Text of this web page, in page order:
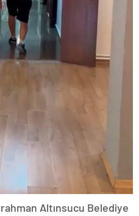
Altınsucu Belediye